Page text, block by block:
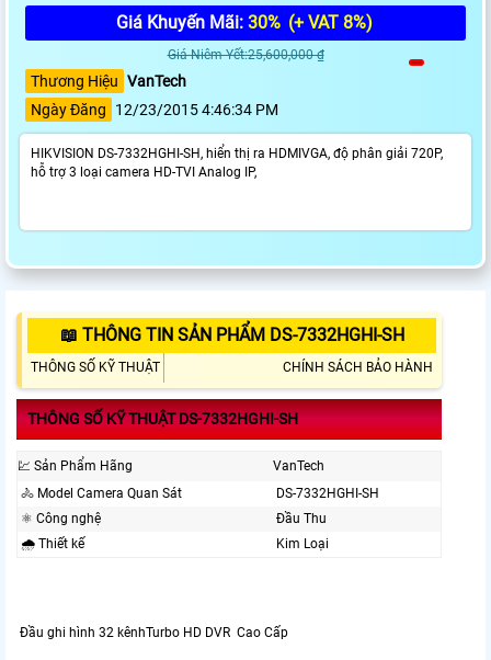
Giá Khuyến Mãi: 30% (+ VAT 8%)
Giá Niêm Yết:25,600,000 ₫
Thương Hiệu VanTech
Ngày Đăng
12/23/2015 4:46:34 PM
HIKVISION DS-7332HGHI-SH, hiển thị ra HDMIVGA, độ phân giải 720P,
hỗ trợ 3 loại camera HD-TVI Analog IP,
📖 THÔNG TIN SẢN PHẨM DS-7332HGHI-SH
THÔNG SỐ KỸ THUẬT CHÍNH SÁCH BẢO HÀNH
THÔNG SỐ KỸ THUẬT DS-7332HGHI-SH
💹 Sản Phẩm Hãng
VanTech
🚴 Model Camera Quan Sát
DS-7332HGHI-SH
⚛️ Công nghệ
Đầu Thu
🌧️ Thiết kế
Kim Loại
Đầu ghi hình 32 kênhTurbo HD DVR Cao Cấp